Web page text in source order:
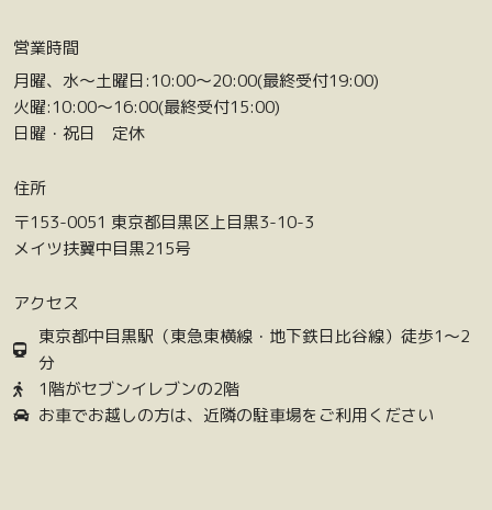
営業時間
月曜、水〜土曜日:10:00〜20:00(最終受付19:00)
火曜:10:00〜16:00(最終受付15:00)
日曜・祝日 定休
住所
〒153-0051 東京都目黒区上目黒3-10-3
メイツ扶翼中目黒215号
アクセス
東京都中目黒駅（東急東横線・地下鉄日比谷線）徒歩1〜2
分
1階がセブンイレブンの2階
お車でお越しの方は、近隣の駐車場をご利用ください